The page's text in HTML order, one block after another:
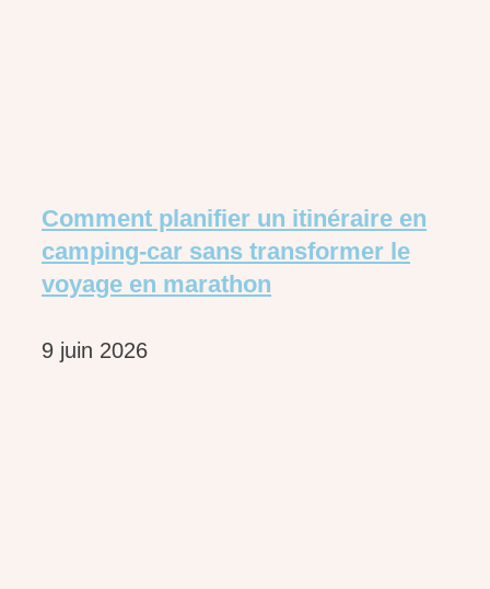
Comment planifier un itinéraire en
camping-car sans transformer le
voyage en marathon
9 juin 2026